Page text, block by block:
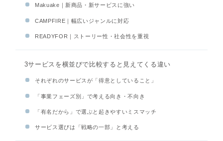
Makuake｜新商品・新サービスに強い
CAMPFIRE｜幅広いジャンルに対応
READYFOR｜ストーリー性・社会性を重視
3サービスを横並びで比較すると見えてくる違い
それぞれのサービスが「得意としていること」
「事業フェーズ別」で考える向き・不向き
「有名だから」で選ぶと起きやすいミスマッチ
サービス選びは「戦略の一部」と考える